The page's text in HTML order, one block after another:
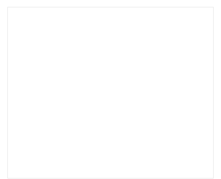
รัฐมนตรีว่าการกระทรวงยุติธรรม ร่วมกับ ป.ป.ส.ภาค 5 และเครือ